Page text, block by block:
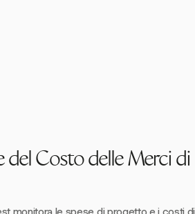
del Costo delle Merci di